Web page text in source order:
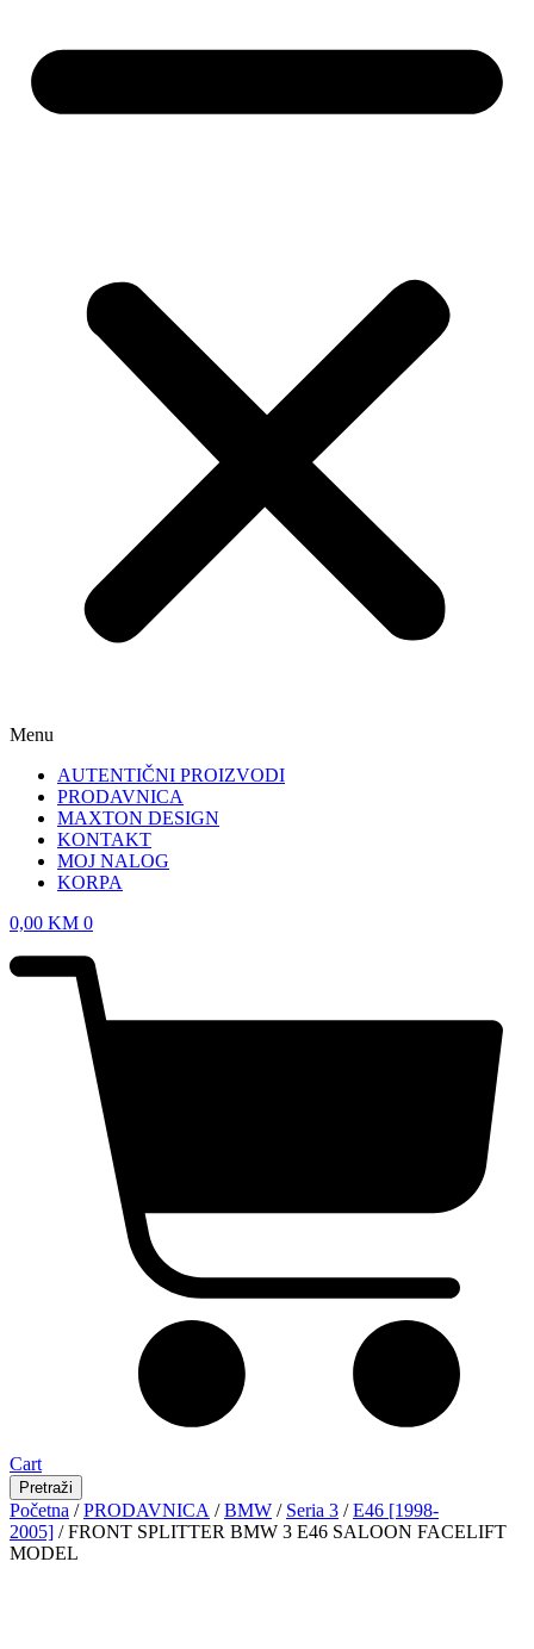
Menu
AUTENTIČNI PROIZVODI
PRODAVNICA
MAXTON DESIGN
KONTAKT
MOJ NALOG
KORPA
0,00 KM 0
Cart
Pretraži
Početna /PRODAVNICA /BMW / Seria 3 /E46 [1998-
2005] / FRONT SPLITTER BMW 3 E46 SALOON FACELIFT
MODEL